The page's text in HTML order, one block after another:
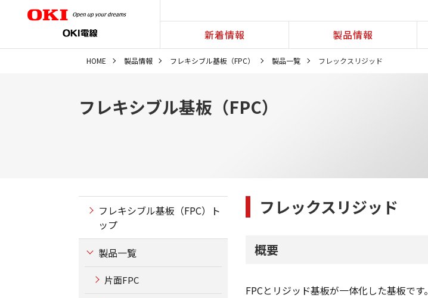
新着情報 製品情報
HOME 製品情報 フレキシブル基板（FPC） 製品一覧 フレックスリジッド
フレキシブル基板（FPC）
フレックスリジッド
概要
FPCとリジッド基板が一体化した基板です。
フレキシブル基板（FPC）ト
ップ
製品一覧
片面FPC